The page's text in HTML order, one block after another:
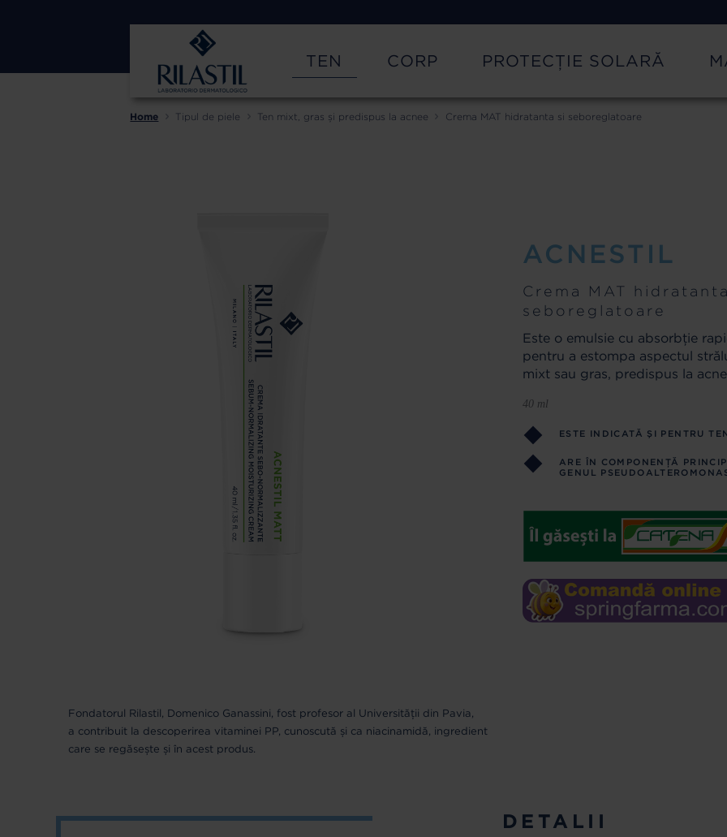
TEN CORP PROTECȚIE SOLARĂ
Home Tipul de piele Ten mixt, gras și predispus la acnee Crema MAT hidratanta si seboreglatoare
ACNESTIL
Crema MAT
seboreglatoare
Este o emulsie cu absorbţie
pentru a estompa aspectul
mixt sau gras, predispus la
40 ml
ESTE INDICATĂ ŞI PENTRU
ARE ÎN COMPONENŢĂ
GENUL
Fondatorul Rilastil, Domenico Ganassini, fost profesor al Universității din Pavia,
a contribuit la descoperirea vitaminei PP, cunoscută și ca niacinamidă, ingredient
care se regăsește și în acest produs.
DETALII